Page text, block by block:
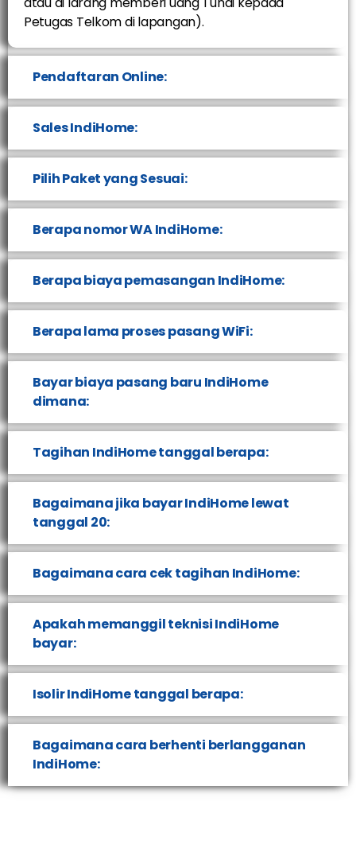
Petugas Telkom di lapangan).
Pendaftaran Online:
Sales IndiHome:
Pilih Paket yang Sesuai:
Berapa nomor WA IndiHome:
Berapa biaya pemasangan IndiHome:
Berapa lama proses pasang WiFi:
Bayar biaya pasang baru IndiHome
dimana:
Tagihan IndiHome tanggal berapa:
Bagaimana jika bayar IndiHome lewat
tanggal 20:
Bagaimana cara cek tagihan IndiHome:
Apakah memanggil teknisi IndiHome
bayar:
Isolir IndiHome tanggal berapa:
Bagaimana cara berhenti berlangganan
IndiHome: